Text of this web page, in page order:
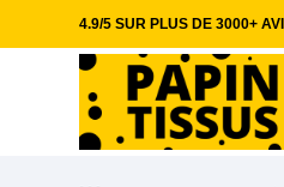
4.9/5 SUR PLUS DE 3000+